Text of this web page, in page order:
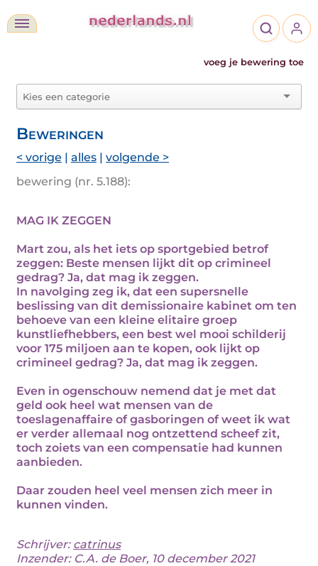
voeg je bewering toe
Beweringen
< vorige | alles | volgende >
bewering (nr. 5.188):
MAG IK ZEGGEN
Mart zou, als het iets op sportgebied betrof
zeggen: Beste mensen lijkt dit op crimineel
gedrag? Ja, dat mag ik zeggen.
In navolging zeg ik, dat een supersnelle
beslissing van dit demissionaire kabinet om ten
behoeve van een kleine elitaire groep
kunstliefhebbers, een best wel mooi schilderij
voor 175 miljoen aan te kopen, ook lijkt op
crimineel gedrag? Ja, dat mag ik zeggen.
Even in ogenschouw nemend dat je met dat
geld ook heel wat mensen van de
toeslagenaffaire of gasboringen of weet ik wat
er verder allemaal nog ontzettend scheef zit,
toch zoiets van een compensatie had kunnen
aanbieden.
Daar zouden heel veel mensen zich meer in
kunnen vinden.
Schrijver: catrinus
Inzender: C.A. de Boer, 10 december 2021